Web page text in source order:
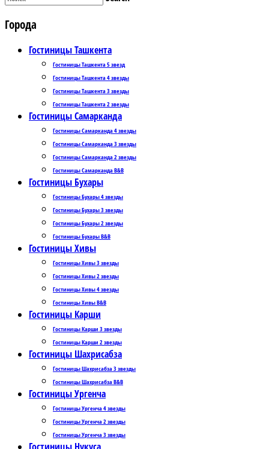
Города
Гостиницы Ташкента
Гостиницы Ташкента 5 звезд
Гостиницы Ташкента 4 звезды
Гостиницы Ташкента 3 звезды
Гостиницы Ташкента 2 звезды
Гостиницы Самарканда
Гостиницы Самарканда 4 звезды
Гостиницы Самарканда 3 звезды
Гостиницы Самарканда 2 звезды
Гостиницы Самарканда B&B
Гостиницы Бухары
Гостиницы Бухары 4 звезды
Гостиницы Бухары 3 звезды
Гостиницы Бухары 2 звезды
Гостиницы Бухары B&B
Гостиницы Хивы
Гостиницы Хивы 3 звезды
Гостиницы Хивы 2 звезды
Гостиницы Хивы 4 звезды
Гостиницы Хивы B&B
Гостиницы Карши
Гостиницы Карши 3 звезды
Гостиницы Карши 2 звезды
Гостиницы Шахрисабза
Гостиницы Шахрисабза 3 звезды
Гостиницы Шахрисабза B&B
Гостиницы Ургенча
Гостиницы Ургенча 4 звезды
Гостиницы Ургенча 2 звезды
Гостиницы Ургенча 3 звезды
Гостиницы Нукуса